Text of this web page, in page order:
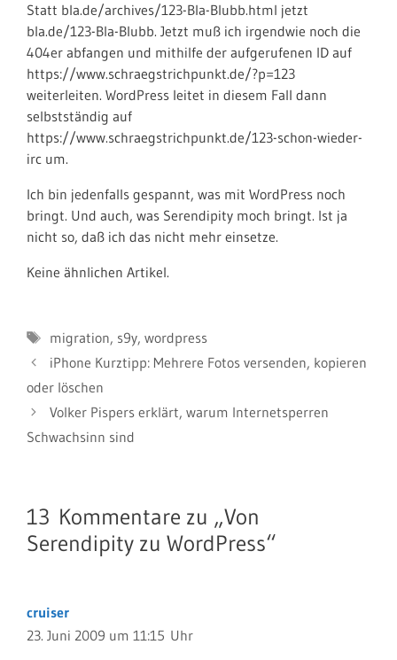
Statt bla.de/archives/123-Bla-Blubb.html jetzt
bla.de/123-Bla-Blubb. Jetzt muß ich irgendwie noch die
404er abfangen und mithilfe der aufgerufenen ID auf
https://www.schraegstrichpunkt.de/?p=123
weiterleiten. WordPress leitet in diesem Fall dann
selbstständig auf
https://www.schraegstrichpunkt.de/123-schon-wieder-
irc um.
Ich bin jedenfalls gespannt, was mit WordPress noch
bringt. Und auch, was Serendipity moch bringt. Ist ja
nicht so, daß ich das nicht mehr einsetze.
Keine ähnlichen Artikel.
Schlagwörter
migration, s9y, wordpress
iPhone Kurztipp: Mehrere Fotos versenden, kopieren
oder löschen
Volker Pispers erklärt, warum Internetsperren
Schwachsinn sind
13 Kommentare zu „Von
Serendipity zu WordPress“
cruiser
23. Juni 2009 um 11:15 Uhr